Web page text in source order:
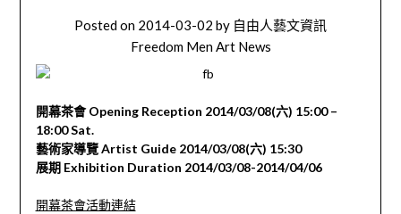
Posted on 2014-03-02 by 自由人藝文資訊
Freedom Men Art News
開幕茶會 Opening Reception 2014/03/08(六) 15:00 –
18:00 Sat.
藝術家導覽 Artist Guide 2014/03/08(六) 15:30
展期 Exhibition Duration 2014/03/08-2014/04/06
開幕茶會活動連結